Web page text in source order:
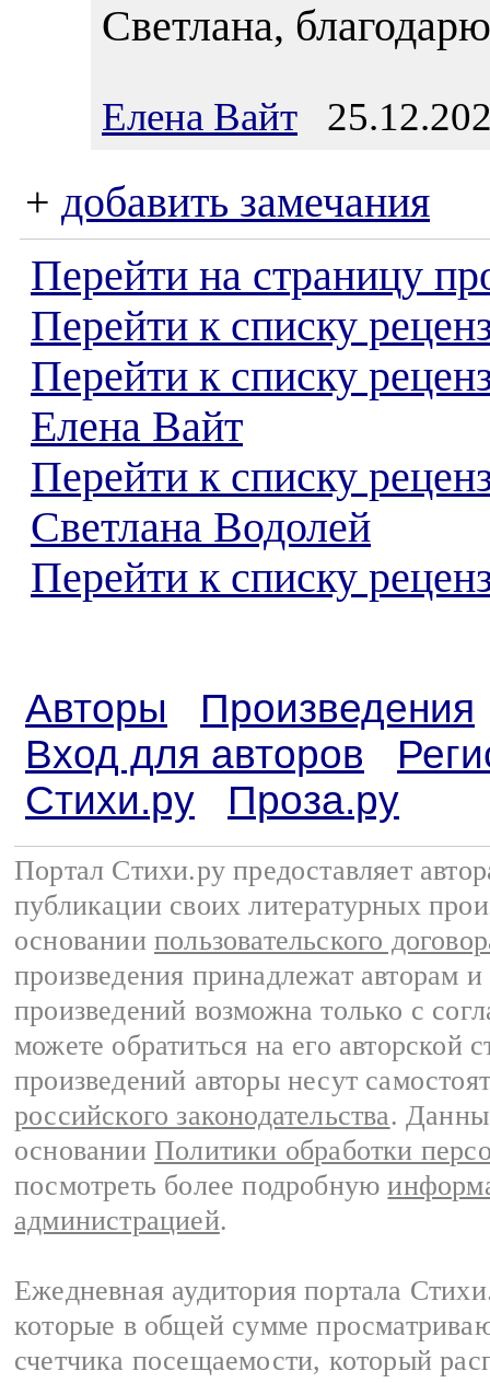
Светлана,
Елена Вайт
+ добавить замечания
Перейти на страницу
Перейти к списку
Перейти к списку
Елена Вайт
Перейти к списку
Светлана Водолей
Перейти к списку
Авторы
Произведения
Вход для авторов
Стихи.ру
Проза.ру
Портал Стихи.ру предоставляет
публикации своих литературных
основании пользовательского
произведения принадлежат авторам
произведений возможна только с
можете обратиться на его авторской
произведений авторы несут
российского законодательства.
основании Политики обработки
посмотреть более подробную
администрацией.
Ежедневная аудитория портала
которые в общей сумме
счетчика посещаемости, который